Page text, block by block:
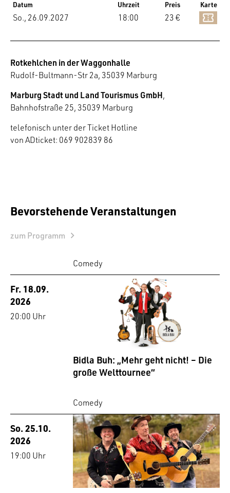
Datum Uhrzeit Preis Karte
So., 26.09.2027 18:00 23 €
Rotkehlchen in der Waggonhalle
Rudolf-Bultmann-Str 2a, 35039 Marburg
Marburg Stadt und Land Tourismus GmbH,
Bahnhofstraße 25, 35039 Marburg
telefonisch unter der Ticket Hotline
von ADticket: 069 902839 86
Bevorstehende Veranstaltungen
zum Programm
Comedy
Fr. 18.09.
2026
20:00 Uhr
Bidla Buh: „Mehr geht nicht! – Die
große Welttournee“
Comedy
So. 25.10.
2026
19:00 Uhr